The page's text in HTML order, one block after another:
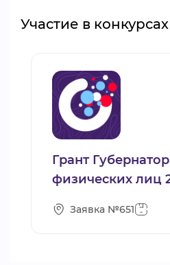
Участие в конкурсах
Грант
физических лиц
Заявка №651